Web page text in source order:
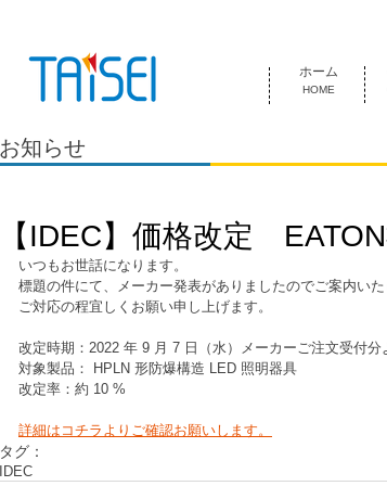
HOME
ホーム
お知らせ
【IDEC】価格改定
いつもお世話になります。
標題の件にて、メーカー発表がありましたのでご案内いた
ご対応の程宜しくお願い申し上げます。
改定時期：2022 年 9 月 7 日（水）メーカーご注文受付分
対象製品： HPLN 形防爆構造 LED 照明器具
改定率：約 10 %
詳細はコチラよりご確認お願いします。
タグ：
IDEC